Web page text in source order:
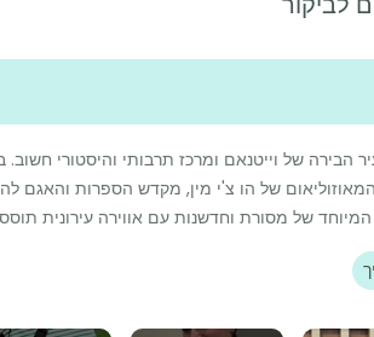
הבירה של וייטנאם ומרכז תרבותי והיסטורי
של הו צ'י מין, מקדש הספרות והאגם
של מסורת וחדשנות עם אווירה עירונית